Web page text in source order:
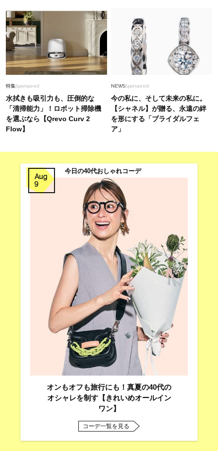
特集Sponsored
水拭きも吸引力も、圧倒的な
「清掃能力」！ロボット掃除機
を選ぶなら【Qrevo Curv 2
Flow】
NEWSSponsored
今の私に、そして未来の私に。
【シャネル】が贈る、永遠の絆
を形にする「ブライダルフェ
ア」
Aug
9
今日の40代おしゃれコーデ
オンもオフも旅行にも！真夏の40代の
オシャレを制す【きれいめオールイン
ワン】
コーデ一覧を見る